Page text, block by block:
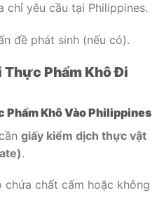
chỉ yêu cầu tại Philippines.
đề phát sinh (nếu có).
Phẩm Khô Đi
Phẩm Khô Vào Philippines
giấy kiểm dịch thực vật
.
chứa chất cấm hoặc không